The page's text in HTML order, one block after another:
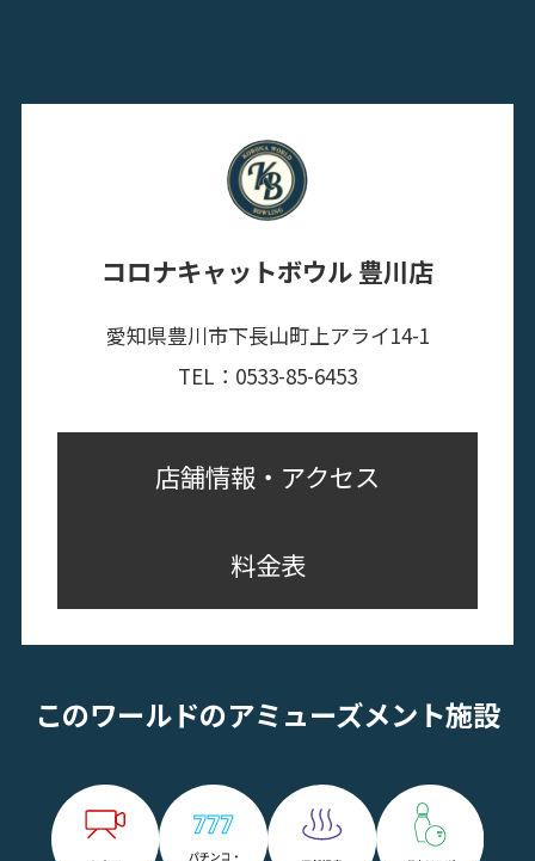
コロナキャットボウル 豊川店
愛知県豊川市下長山町上アライ14-1
TEL：0533-85-6453
店舗情報・アクセス
料金表
このワールドのアミューズメント施設